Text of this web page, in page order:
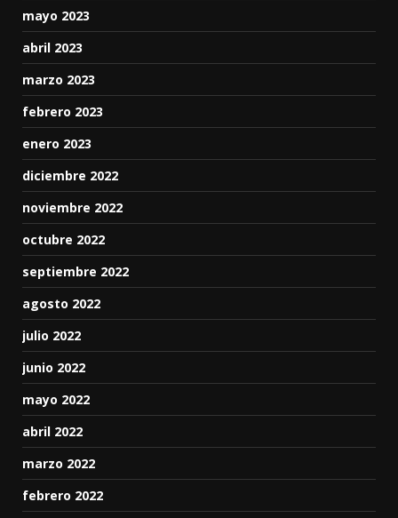
mayo 2023
abril 2023
marzo 2023
febrero 2023
enero 2023
diciembre 2022
noviembre 2022
octubre 2022
septiembre 2022
agosto 2022
julio 2022
junio 2022
mayo 2022
abril 2022
marzo 2022
febrero 2022